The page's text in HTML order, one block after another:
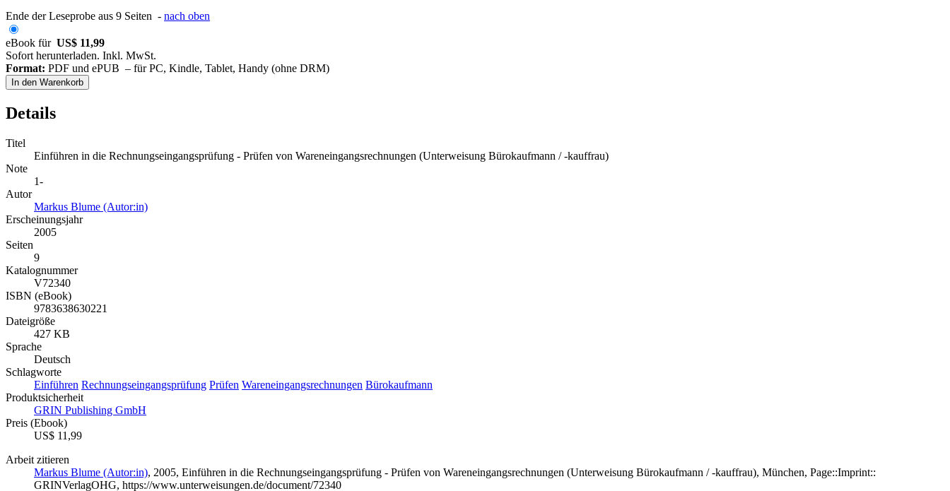
Ende der Leseprobe aus 9 Seiten - nach oben
eBook für US$ 11,99
Sofort herunterladen. Inkl. MwSt.
Format: PDF und ePUB – für PC, Kindle, Tablet, Handy (ohne DRM)
In den Warenkorb
Details
Titel
Einführen in die Rechnungseingangsprüfung - Prüfen von Wareneingangsrechnungen (Unterweisung Bürokaufmann / -kauffrau)
Note
1-
Autor
Markus Blume (Autor:in)
Erscheinungsjahr
2005
Seiten
9
Katalognummer
V72340
ISBN (eBook)
9783638630221
Dateigröße
427 KB
Sprache
Deutsch
Schlagworte
Einführen Rechnungseingangsprüfung Prüfen Wareneingangsrechnungen Bürokaufmann
Produktsicherheit
GRIN Publishing GmbH
Preis (Ebook)
US$ 11,99
Arbeit zitieren
Markus Blume (Autor:in), 2005, Einführen in die Rechnungseingangsprüfung - Prüfen von Wareneingangsrechnungen (Unterweisung Bürokaufmann / -kauffrau), München, Page::Imprint::
GRINVerlagOHG, https://www.unterweisungen.de/document/72340